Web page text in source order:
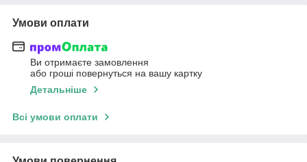
Умови оплати
Ви отримаєте замовлення
або гроші повернуться на вашу картку
Детальніше
Всі умови оплати